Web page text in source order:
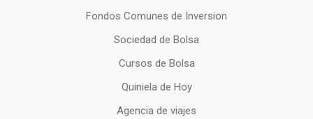
Fondos Comunes de Inversion
Sociedad de Bolsa
Cursos de Bolsa
Quiniela de Hoy
Agencia de viajes